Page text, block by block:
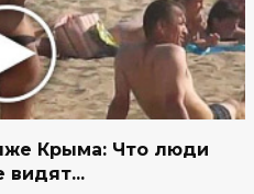
Крыма: Что люди
видят...